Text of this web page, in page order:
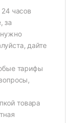
часов
за
дайте
тарифы
товара